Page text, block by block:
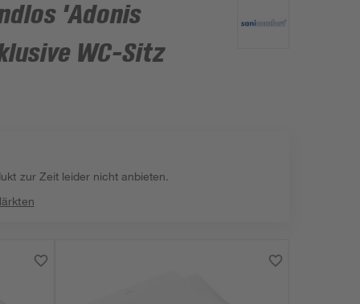
'Adonis
WC-Sitz
zur Zeit leider nicht anbieten.